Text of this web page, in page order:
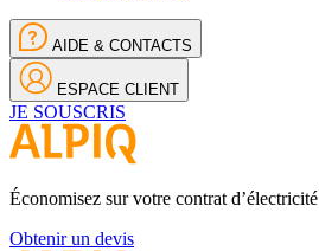
AIDE & CONTACTS
ESPACE CLIENT
JE SOUSCRIS
Économisez sur votre contrat
Obtenir un devis